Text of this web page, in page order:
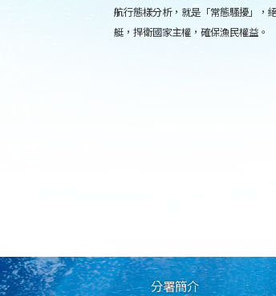
航行態樣分析，就是「常態騷擾」，
艇，捍衛國家主權，確保漁民權益。
分署簡介